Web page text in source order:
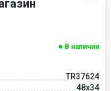
В наличии
TR37624
48x34